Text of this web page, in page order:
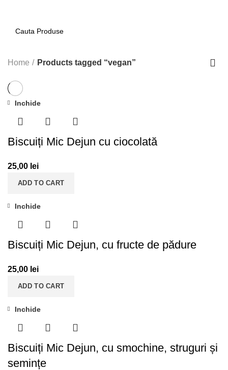
Home Products tagged “vegan”
Inchide
Biscuiți Mic Dejun cu ciocolată
25,00 lei
ADD TO CART
Inchide
Biscuiți Mic Dejun, cu fructe de pădure
25,00 lei
ADD TO CART
Inchide
Biscuiți Mic Dejun, cu smochine, struguri și
semințe